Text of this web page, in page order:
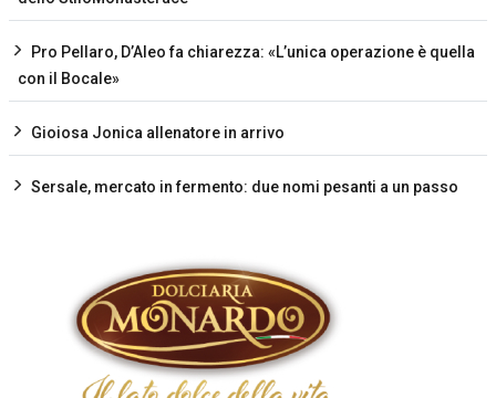
Pro Pellaro, D’Aleo fa chiarezza: «L’unica operazione è quella
con il Bocale»
Gioiosa Jonica allenatore in arrivo
Sersale, mercato in fermento: due nomi pesanti a un passo